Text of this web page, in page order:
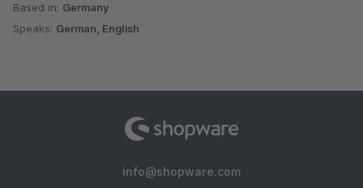
Based in: Germany
Speaks: German, English
info@shopware.com